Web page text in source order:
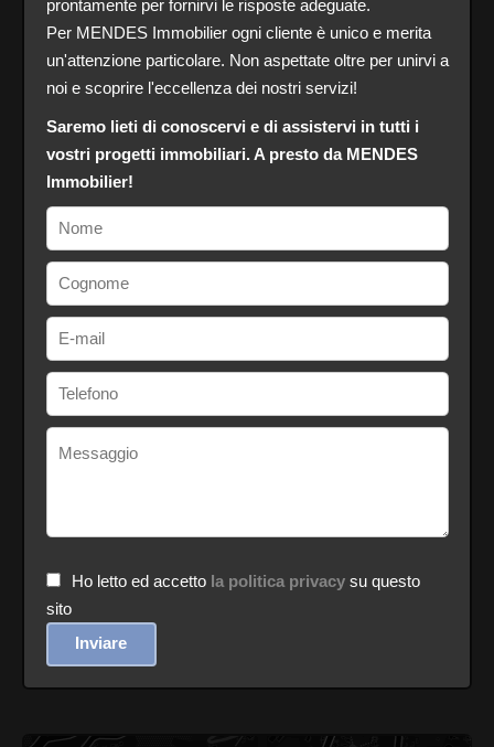
prontamente per fornirvi le risposte adeguate.
Per MENDES Immobilier ogni cliente è unico e merita
un'attenzione particolare. Non aspettate oltre per unirvi a
noi e scoprire l'eccellenza dei nostri servizi!
Saremo lieti di conoscervi e di assistervi in tutti i
vostri progetti immobiliari. A presto da MENDES
Immobilier!
Ho letto ed accetto la politica privacysu questo
sito
Inviare